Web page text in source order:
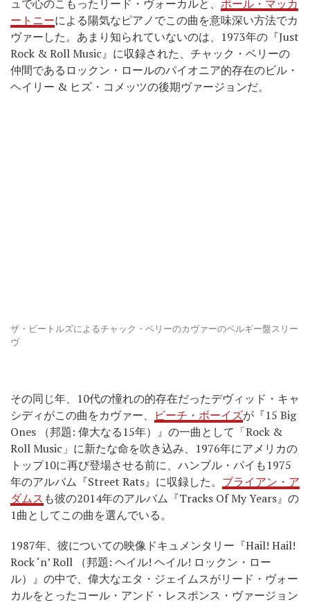
ュで心のこもったリード・ヴォーカルと、 ポール・マッカ
ートニーによる陽気なピアノでこの曲を意味深い方法でカ
ヴァーした。あまり知られていないのは、1973年の『Just
Rock & Roll Music』に収録された、チャック・ベリーの
仲間であるロックン・ロールのパイオニア的存在のビル・
ヘイリー & ヒズ・コメッツの後期ヴァージョンだ。
ザ・ビートルズによるチャック・ベリーのカヴァーのベルギー盤スリー
ヴ
その同じ年、10代の憧れの的存在だったデヴィッド・キャ
シディがこの曲をカヴァー、
ビーチ・ボーイズが『15 Big
Ones （邦題: 偉大なる15年）』の一曲として「Rock &
Roll Music」に新たな命を吹き込み、1976年にアメリカの
トップ10に再び登場させる前に、ハンブル・パイも1975
年のアルバム『Street Rats』に収録した。 ブライアン・ア
ダムス も彼の2014年のアルバム『Tracks Of My Years』の
1曲としてこの曲を選んでいる。
1987年、彼についての映像ドキュメンタリー『Hail! Hail!
Rock ‘n’ Roll （邦題: ヘイル! ヘイル! ロックン・ロー
ル）』の中で、偉大なエタ・ジェイムスがリード・ヴォー
カルをとったコール・アンド・レスポンス・ヴァージョン